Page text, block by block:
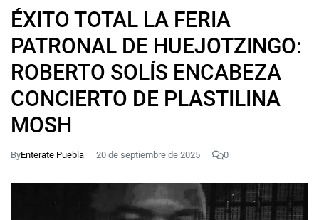
ÉXITO TOTAL LA FERIA
PATRONAL DE HUEJOTZINGO:
ROBERTO SOLÍS ENCABEZA
CONCIERTO DE PLASTILINA
MOSH
ByEnterate Puebla 20 de septiembre de 2025 0